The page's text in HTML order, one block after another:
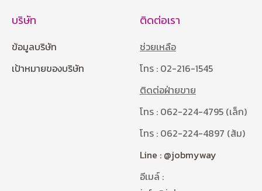
บริษัท
ข้อมูลบริษัท
เป้าหมายของบริษัท
ติดต่อเรา
ช่วยเหลือ
โทร : 02-216-1545
ติดต่อฝ่ายขาย
โทร : 062-224-4795 (เล็ก)
โทร : 062-224-4897 (ส้ม)
Line : @jobmyway
อีเมล์ :